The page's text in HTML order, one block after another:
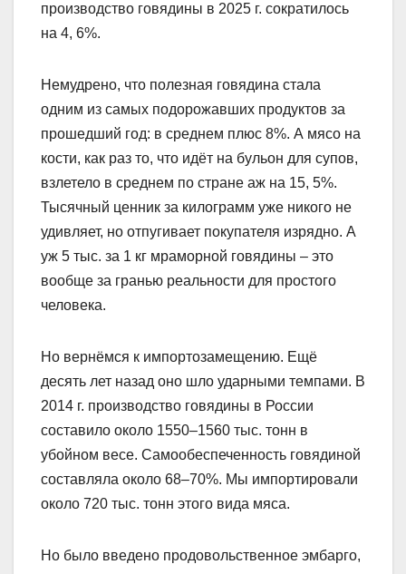
производство говядины в 2025 г. сократилось
на 4, 6%.
Немудрено, что полезная говядина стала
одним из самых подорожавших продуктов за
прошедший год: в среднем плюс 8%. А мясо на
кости, как раз то, что идёт на бульон для супов,
взлетело в среднем по стране аж на 15, 5%.
Тысячный ценник за килограмм уже никого не
удивляет, но отпугивает покупателя изрядно. А
уж 5 тыс. за 1 кг мраморной говядины – это
вообще за гранью реальности для простого
человека.
Но вернёмся к импортозамещению. Ещё
десять лет назад оно шло ударными темпами. В
2014 г. производство говядины в России
составило около 1550–1560 тыс. тонн в
убойном весе. Самообеспеченность говядиной
составляла около 68–70%. Мы импортировали
около 720 тыс. тонн этого вида мяса.
Но было введено продовольственное эмбарго,